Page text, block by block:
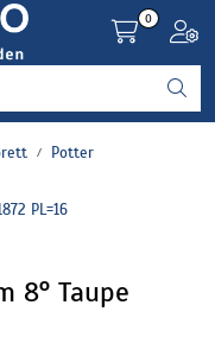
0
Potter
PL=16
8° Taupe